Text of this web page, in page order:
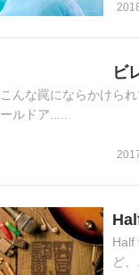
ビ
こんな罠にならかけら
ールドア.....
Half
ど、